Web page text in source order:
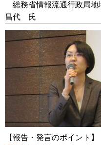
総務省情報流通行政局
昌代 氏
【報告・発言のポイント】